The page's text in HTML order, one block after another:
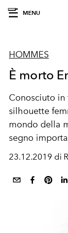
MENU
HOMMES
È morto
Conosciuto
silhouette
mondo della
segno
23.12.2019 di